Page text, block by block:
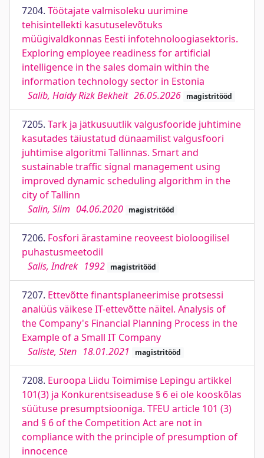
7204. Töötajate valmisoleku uurimine
tehisintellekti kasutuselevõtuks
müügivaldkonnas Eesti infotehnoloogiasektoris.
Exploring employee readiness for artificial
intelligence in the sales domain within the
information technology sector in Estonia
Salib, Haidy Rizk Bekheit 26.05.2026 magistritööd
7205. Tark ja jätkusuutlik valgusfooride juhtimine
kasutades täiustatud dünaamilist valgusfoori
juhtimise algoritmi Tallinnas. Smart and
sustainable traffic signal management using
improved dynamic scheduling algorithm in the
city of Tallinn
Salin, Siim 04.06.2020 magistritööd
7206. Fosfori ärastamine reoveest bioloogilisel
puhastusmeetodil
Salis, Indrek 1992 magistritööd
7207. Ettevõtte finantsplaneerimise protsessi
analüüs väikese IT-ettevõtte näitel. Analysis of
the Company's Financial Planning Process in the
Example of a Small IT Company
Saliste, Sten 18.01.2021 magistritööd
7208. Euroopa Liidu Toimimise Lepingu artikkel
101(3) ja Konkurentsiseaduse § 6 ei ole kooskõlas
süütuse presumptsiooniga. TFEU article 101 (3)
and § 6 of the Competition Act are not in
compliance with the principle of presumption of
innocence